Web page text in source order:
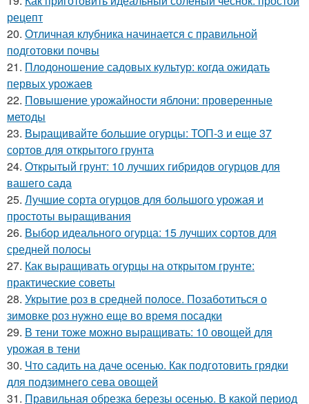
рецепт
20. Отличная клубника начинается с правильной
подготовки почвы
21. Плодоношение садовых культур: когда ожидать
первых урожаев
22. Повышение урожайности яблони: проверенные
методы
23. Выращивайте большие огурцы: ТОП-3 и еще 37
сортов для открытого грунта
24. Открытый грунт: 10 лучших гибридов огурцов для
вашего сада
25. Лучшие сорта огурцов для большого урожая и
простоты выращивания
26. Выбор идеального огурца: 15 лучших сортов для
средней полосы
27. Как выращивать огурцы на открытом грунте:
практические советы
28. Укрытие роз в средней полосе. Позаботиться о
зимовке роз нужно еще во время посадки
29. В тени тоже можно выращивать: 10 овощей для
урожая в тени
30. Что садить на даче осенью. Как подготовить грядки
для подзимнего сева овощей
31. Правильная обрезка березы осенью. В какой период